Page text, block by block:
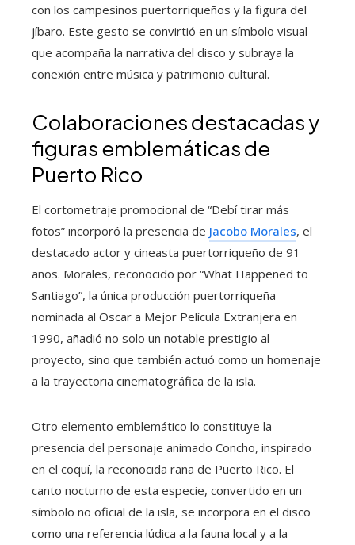
con los campesinos puertorriqueños y la figura del
jíbaro. Este gesto se convirtió en un símbolo visual
que acompaña la narrativa del disco y subraya la
conexión entre música y patrimonio cultural.
Colaboraciones destacadas y
figuras emblemáticas de
Puerto Rico
El cortometraje promocional de “Debí tirar más
fotos” incorporó la presencia de Jacobo Morales, el
destacado actor y cineasta puertorriqueño de 91
años. Morales, reconocido por “What Happened to
Santiago”, la única producción puertorriqueña
nominada al Oscar a Mejor Película Extranjera en
1990, añadió no solo un notable prestigio al
proyecto, sino que también actuó como un homenaje
a la trayectoria cinematográfica de la isla.
Otro elemento emblemático lo constituye la
presencia del personaje animado Concho, inspirado
en el coquí, la reconocida rana de Puerto Rico. El
canto nocturno de esta especie, convertido en un
símbolo no oficial de la isla, se incorpora en el disco
como una referencia lúdica a la fauna local y a la